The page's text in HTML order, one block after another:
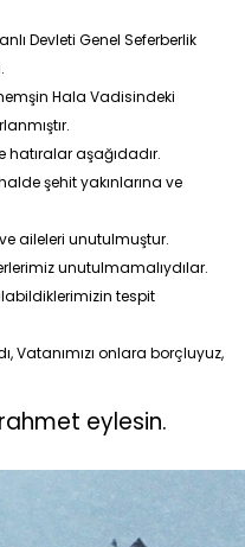
Devleti Genel Seferberlik
Hala Vadisindeki
aşağıdadır.
şehit yakınlarına ve
aileleri unutulmuştur.
unutulmamalıydılar.
tespit
Vatanımızı onlara borçluyuz,
eylesin.